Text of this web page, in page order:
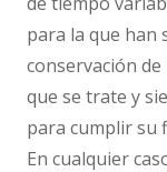
para la que han
conservación
que se trate y
para cumplir su
En cualquier